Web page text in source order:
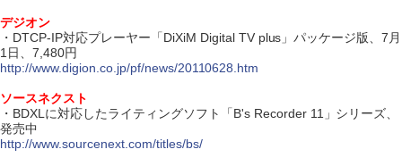
デジオン
・DTCP-IP対応プレーヤー「DiXiM Digital TV plus」パッケージ版、7月
1日、7,480円
http://www.digion.co.jp/pf/news/20110628.htm
ソースネクスト
・BDXLに対応したライティングソフト「B's Recorder 11」シリーズ、
発売中
http://www.sourcenext.com/titles/bs/